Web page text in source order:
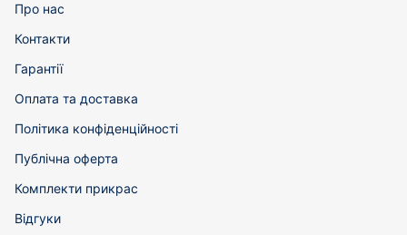
Про нас
Контакти
Гарантії
Оплата та доставка
Політика конфіденційності
Публічна оферта
Комплекти прикрас
Відгуки